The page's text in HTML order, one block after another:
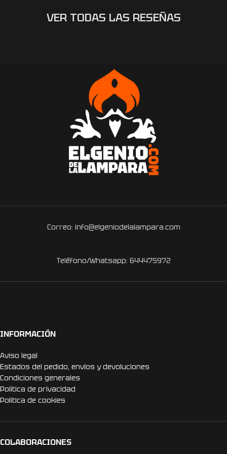
VER TODAS LAS RESEÑAS
Correo: info@elgeniodelalampara.com
Teléfono/Whatsapp: 644475972
INFORMACIÓN
Aviso legal
Estados del pedido, envíos y devoluciones
Condiciones generales
Politica de privacidad
Politica de cookies
COLABORACIONES